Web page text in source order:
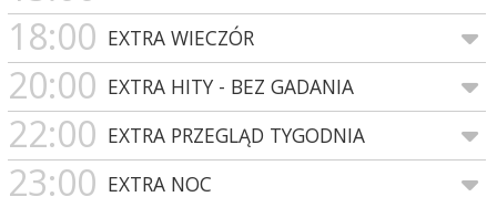
18:00 EXTRA WIECZÓR
20:00 EXTRA HITY - BEZ GADANIA
22:00 EXTRA PRZEGLĄD TYGODNIA
23:00 EXTRA NOC